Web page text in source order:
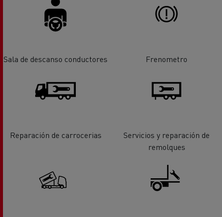
Sala de descanso conductores Frenometro
Reparación de carrocerias
Servicios y reparación de
remolques